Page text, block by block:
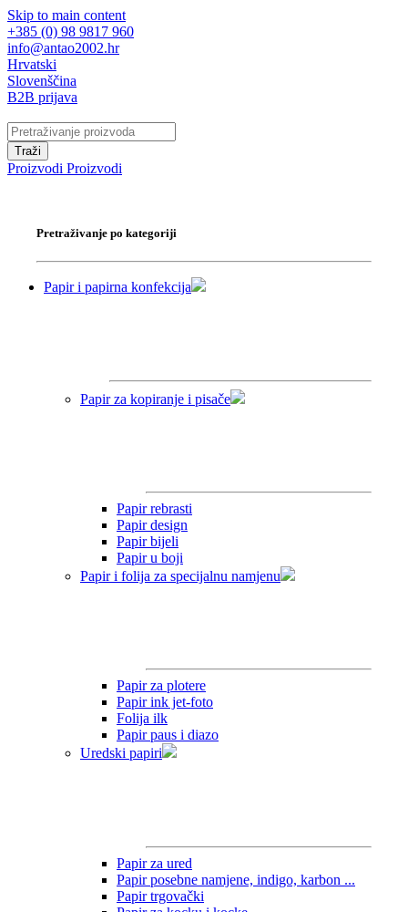
Skip to main content
+385 (0) 98 9817 960
info@antao2002.hr
Hrvatski
Slovenščina
B2B prijava
Traži
Proizvodi Proizvodi
Pretraživanje po kategoriji
Papir i papirna konfekcija
Papir za kopiranje i pisače
Papir rebrasti
Papir design
Papir bijeli
Papir u boji
Papir i folija za specijalnu namjenu
Papir za plotere
Papir ink jet-foto
Folija ilk
Papir paus i diazo
Uredski papiri
Papir za ured
Papir posebne namjene, indigo, karbon ...
Papir trgovački